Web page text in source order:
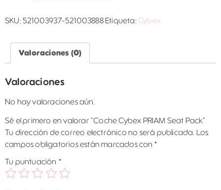
SKU: 521003937-521003888 Etiqueta: Cybex
Valoraciones (0)
Valoraciones
No hay valoraciones aún.
Sé el primero en valorar “Coche Cybex PRIAM Seat Pack”
Tu dirección de correo electrónico no será publicada.
Los
campos obligatorios están marcados con *
Tu puntuación *